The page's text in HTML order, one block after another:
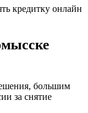
кредитку онлайн
большим
за снятие